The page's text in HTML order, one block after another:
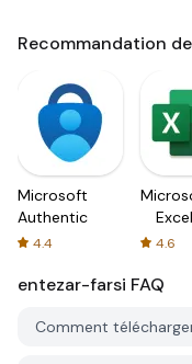
Recommandation
Microsoft
Authenticator
4.4 4.6
entezar-farsi FAQ